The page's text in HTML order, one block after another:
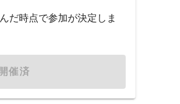
だ時点で参加が決定しま
開催済